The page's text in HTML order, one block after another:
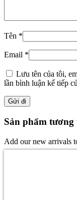
Tên *
Email *
Lưu tên của tôi,
lần bình luận kế tiếp
Sản phẩm tương
Add our new arrivals